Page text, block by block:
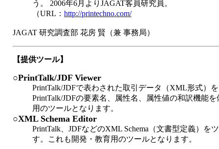
う。 2006年6月よりJAGAT客員研究員。
（URL： http://printechno.com/
JAGAT 研究調査部 花房 賢（兼 事務局）
【提供ツール】
○PrintTalk/JDF Viewer
PrintTalk/JDFで表わされた取引データ（XML形式）
PrintTalk/JDFの要素名、属性名、属性値の和訳機能
用のツールとなります。
○XML Schema Editor
PrintTalk、JDFなどのXML Schema（文書型定義）を
す。これも開発・教育用のツールとなります。